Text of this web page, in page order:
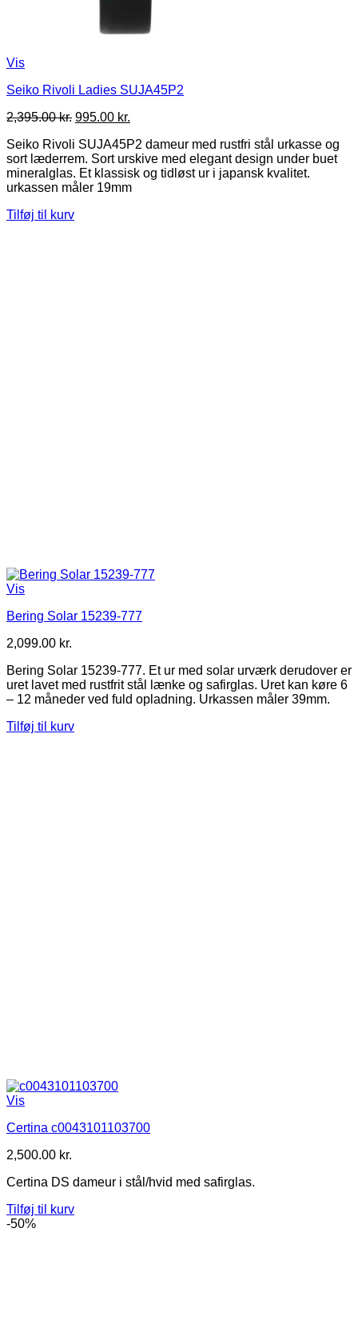
Vis
Seiko Rivoli Ladies SUJA45P2
2,395.00kr. Den
pris
var:
2,395.00 kr..
995.00 kr.
pris
er:
995.00 kr..
Seiko Rivoli SUJA45P2 dameur med rustfri stål urkasse og
sort læderrem. Sort urskive med elegant design under buet
mineralglas. Et klassisk og tidløst ur i japansk kvalitet.
urkassen måler 19mm
Tilføj til kurv
Vis
Bering Solar 15239-777
2,099.00 kr.
Bering Solar 15239-777. Et ur med solar urværk derudover er
uret lavet med rustfrit stål lænke og safirglas. Uret kan køre 6
– 12 måneder ved fuld opladning. Urkassen måler 39mm.
Tilføj til kurv
Vis
Certina c0043101103700
2,500.00 kr.
Certina DS dameur i stål/hvid med safirglas.
Tilføj til kurv
-50%